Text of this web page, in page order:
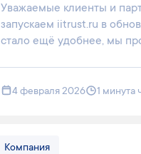
Уважаемые клиенты и
запускаем iitrust.ru в
стало ещё удобнее, мы
4 февраля 2026 1 минута
Компания